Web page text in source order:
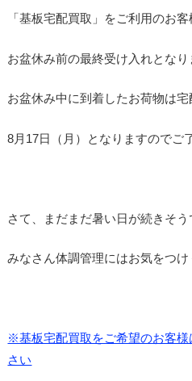
「基板宅配買取」をご利用のお
お盆休み前の最終受け入れとなり
お盆休み中に到着したお荷物は
8月17日（月）となりますのでご
さて、まだまだ暑い日が続きそう
みなさん体調管理にはお気をつ
※基板宅配買取をご希望のお客
さい